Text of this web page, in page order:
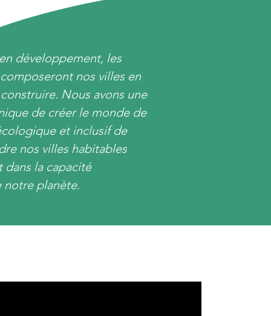
développement, les
nos villes en
Nous avons une
de créer le monde de
et inclusif de
nos villes habitables
la capacité
planète.